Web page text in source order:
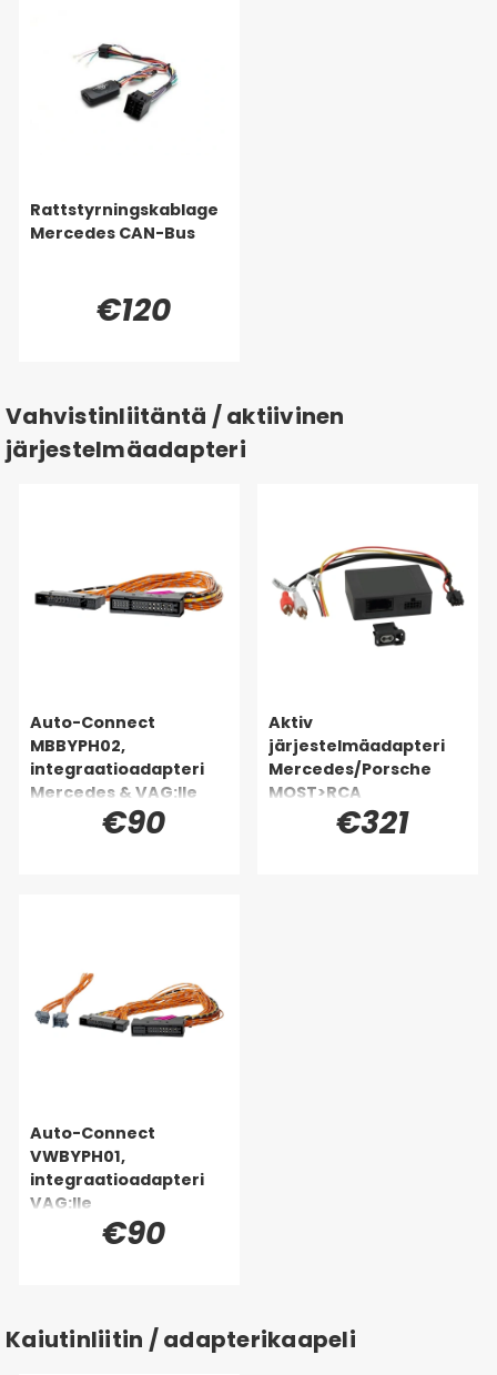
Rattstyrningskablage
Mercedes CAN-Bus
€120
Vahvistinliitäntä / aktiivinen
järjestelmäadapteri
Auto-Connect
MBBYPH02,
integraatioadapteri
Mercedes & VAG:lle
€90
Aktiv
järjestelmäadapteri
Mercedes/Porsche
MOST>RCA
€321
Auto-Connect
VWBYPH01,
integraatioadapteri
VAG:lle
€90
Kaiutinliitin / adapterikaapeli